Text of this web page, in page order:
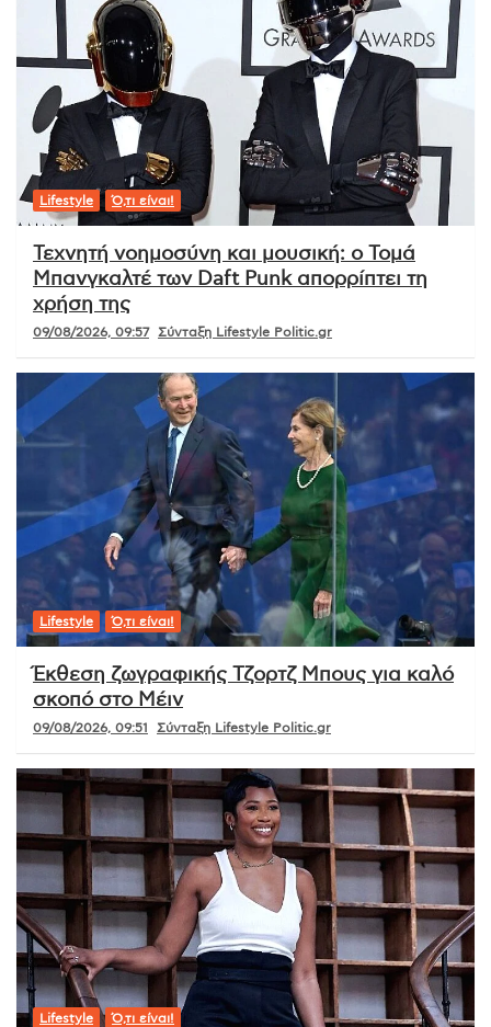
Lifestyle Ό,τι είναι!
Τεχνητή νοημοσύνη και μουσική: ο Τομά
Μπανγκαλτέ των Daft Punk απορρίπτει τη
χρήση της
09/08/2026, 09:57 Σύνταξη Lifestyle Politic.gr
Lifestyle Ό,τι είναι!
Έκθεση ζωγραφικής Τζορτζ Μπους για καλό
σκοπό στο Μέιν
09/08/2026, 09:51 Σύνταξη Lifestyle Politic.gr
Lifestyle Ό,τι είναι!